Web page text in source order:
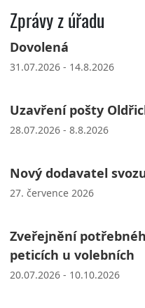
Zprávy z úřadu
Dovolená
31.07.2026 - 14.8.2026
Uzavření pošty
28.07.2026 - 8.8.2026
Nový dodavatel
27. července 2026
Zveřejnění
peticích u volebních
20.07.2026 - 10.10.2026